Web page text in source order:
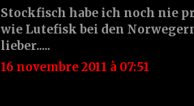
Stockfisch habe ich noch nie
wie Lutefisk bei den
lieber.....
16 novembre 2011 à 07:51